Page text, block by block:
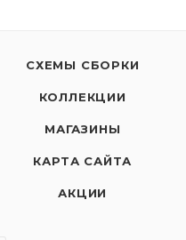
СХЕМЫ СБОРКИ
КОЛЛЕКЦИИ
МАГАЗИНЫ
КАРТА САЙТА
АКЦИИ